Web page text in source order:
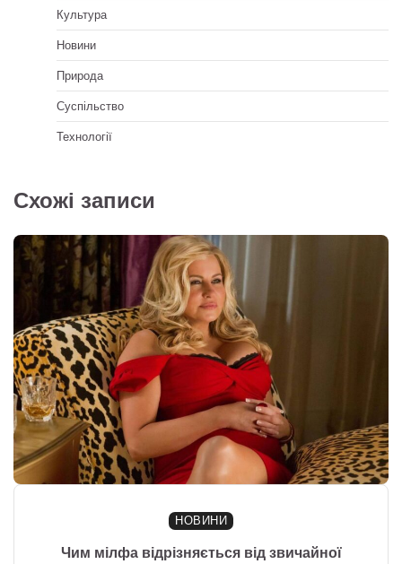
Культура
Новини
Природа
Суспільство
Технології
Схожі записи
НОВИНИ
Чим мілфа відрізняється від звичайної